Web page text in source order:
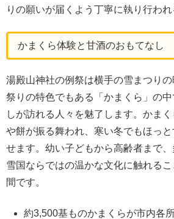
りの願いが届くよう丁寧に執り行われ
かまくら体験と甘酒のおもてなし
湯殿山神社の例祭は横手の雪まつりの
祭りの特色でもある「かまくら」の
しが訪れる人々を魅了します。かま
や餅が振る舞われ、寒い冬でもほっ
せます。幼い子どもから高齢者まで、
雪国ならではの温かな文化に触れる
間です。
約3,500基ものかまくらが市内各